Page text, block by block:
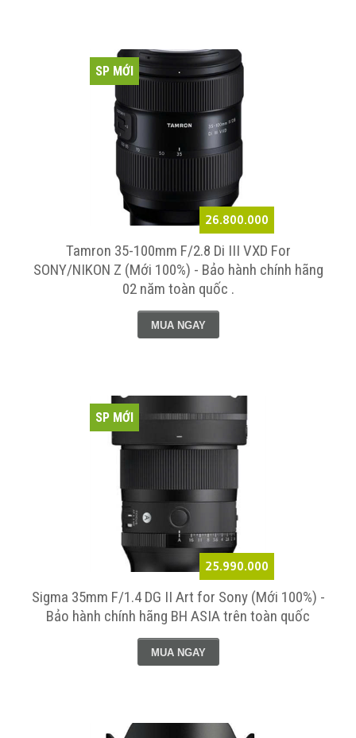
26.800.000
SP MỚI
Tamron 35-100mm F/2.8 Di III VXD For
SONY/NIKON Z (Mới 100%) - Bảo hành chính hãng
02 năm toàn quốc .
MUA NGAY
25.990.000
SP MỚI
Sigma 35mm F/1.4 DG II Art for Sony (Mới 100%) -
Bảo hành chính hãng BH ASIA trên toàn quốc
MUA NGAY